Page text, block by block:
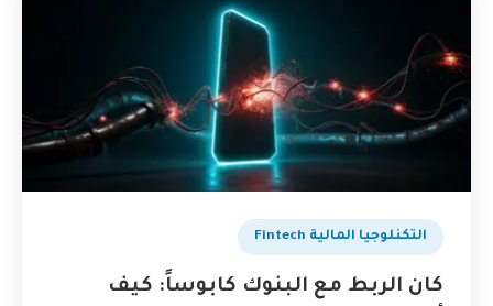
التكنلوجيا المالية Fintech
كان الربط مع البنوك كابوساً: كيف